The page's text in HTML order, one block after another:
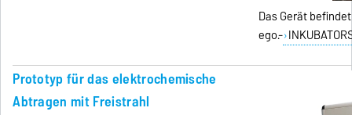
Das Gerät
ego.-
Prototyp für das elektrochemische
Abtragen mit Freistrahl